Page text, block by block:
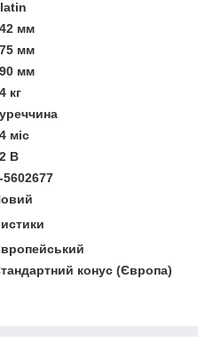
мм
мм
мм
кг
міс
В
5602677
конус (Європа)